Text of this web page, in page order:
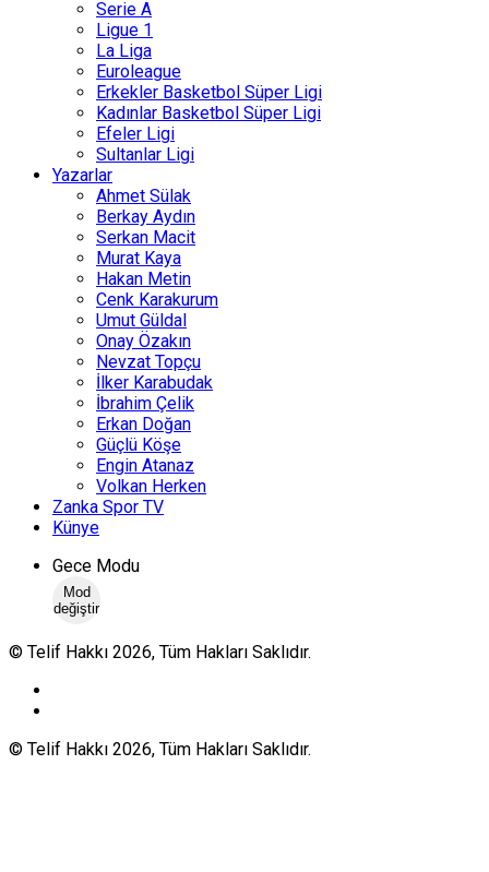
Serie A
Ligue 1
La Liga
Euroleague
Erkekler Basketbol Süper Ligi
Kadınlar Basketbol Süper Ligi
Efeler Ligi
Sultanlar Ligi
Yazarlar
Ahmet Sülak
Berkay Aydın
Serkan Macit
Murat Kaya
Hakan Metin
Cenk Karakurum
Umut Güldal
Onay Özakın
Nevzat Topçu
İlker Karabudak
İbrahim Çelik
Erkan Doğan
Güçlü Köşe
Engin Atanaz
Volkan Herken
Zanka Spor TV
Künye
Gece Modu
Mod
değiştir
© Telif Hakkı 2026, Tüm Hakları Saklıdır.
© Telif Hakkı 2026, Tüm Hakları Saklıdır.